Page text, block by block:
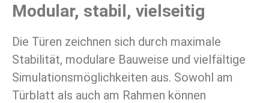
Modular, stabil, vielseitig
Die Türen zeichnen sich durch maximale
Stabilität, modulare Bauweise und vielfältige
Simulationsmöglichkeiten aus. Sowohl am
Türblatt als auch am Rahmen können